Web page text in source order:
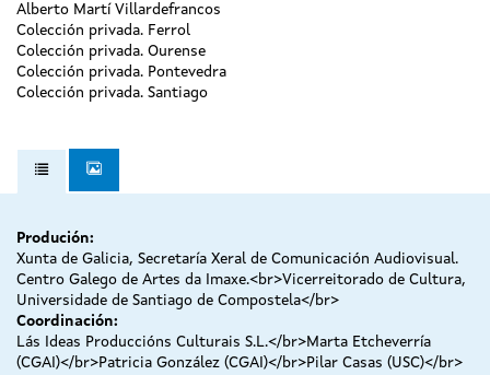
Alberto Martí Villardefrancos
Colección privada. Ferrol
Colección privada. Ourense
Colección privada. Pontevedra
Colección privada. Santiago
Produción:
Xunta de Galicia, Secretaría Xeral de Comunicación Audiovisual.
Centro Galego de Artes da Imaxe.<br>Vicerreitorado de Cultura,
Universidade de Santiago de Compostela</br>
Coordinación:
Lás Ideas Produccións Culturais S.L.</br>Marta Etcheverría
(CGAI)</br>Patricia González (CGAI)</br>Pilar Casas (USC)</br>